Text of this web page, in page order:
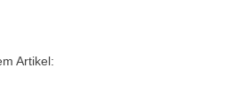
Artikel: